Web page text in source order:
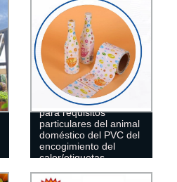
Etiquetas modificadas
para requisitos
particulares del animal
doméstico del PVC del
encogimiento del
calor/etiquetas